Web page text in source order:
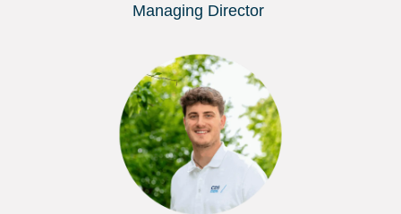
Managing Director